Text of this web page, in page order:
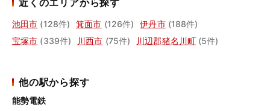
近くのエリアから探す
池田市 (128件) 箕面市 (126件) 伊丹市 (188件)
宝塚市 (339件) 川西市 (75件) 川辺郡猪名川町 (5件)
他の駅から探す
能勢電鉄